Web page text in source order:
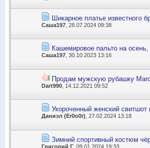
Шикарное платье известного
Саша197 , 28.07.2024 09:38
Кашемировое пальто на
Саша197 , 30.10.2023 13:16
Продам мужскую рубашку
Dart990 , 14.12.2021 09:52
Укороченный женский свитшот
Даниэл (Er0o0r) , 27.02.2024 13:18
Зимний спортивный костюм
Григорий Г , 09.01.2024 19:33